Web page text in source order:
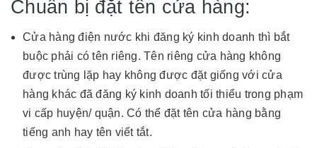
Chuẩn bị đặt tên cửa hàng:
Cửa hàng điện nước khi đăng ký kinh doanh thì bắt
buộc phải có tên riêng. Tên riêng cửa hàng không
được trùng lặp hay không được đặt giống với cửa
hàng khác đã đăng ký kinh doanh tối thiểu trong phạm
vi cấp huyện/ quận. Có thể đặt tên cửa hàng bằng
tiếng anh hay tên viết tắt.